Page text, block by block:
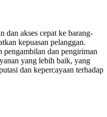
dan akses cepat ke barang-
kepuasan pelanggan.
pengambilan dan pengiriman
yang lebih baik, yang
dan kepercayaan terhadap